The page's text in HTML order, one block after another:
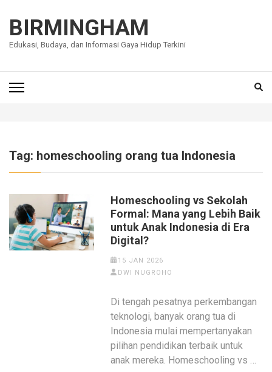
konten
(Tekan
BIRMINGHAM
Edukasi, Budaya, dan Informasi Gaya Hidup Terkini
Tag: homeschooling orang tua Indonesia
Homeschooling vs Sekolah
Formal: Mana yang Lebih Baik
untuk Anak Indonesia di Era
Digital?
15 JAN 2026
DWI NUGROHO
Di tengah pesatnya perkembangan
teknologi, banyak orang tua di
Indonesia mulai mempertanyakan
pilihan pendidikan terbaik untuk
anak mereka. Homeschooling vs …